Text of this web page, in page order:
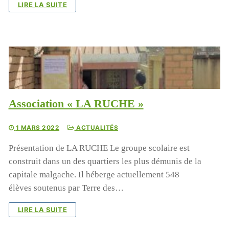
LIRE LA SUITE
Association « LA RUCHE »
1 MARS 2022 ACTUALITÉS
Présentation de LA RUCHE Le groupe scolaire est
construit dans un des quartiers les plus démunis de la
capitale malgache. Il héberge actuellement 548
élèves soutenus par Terre des…
LIRE LA SUITE